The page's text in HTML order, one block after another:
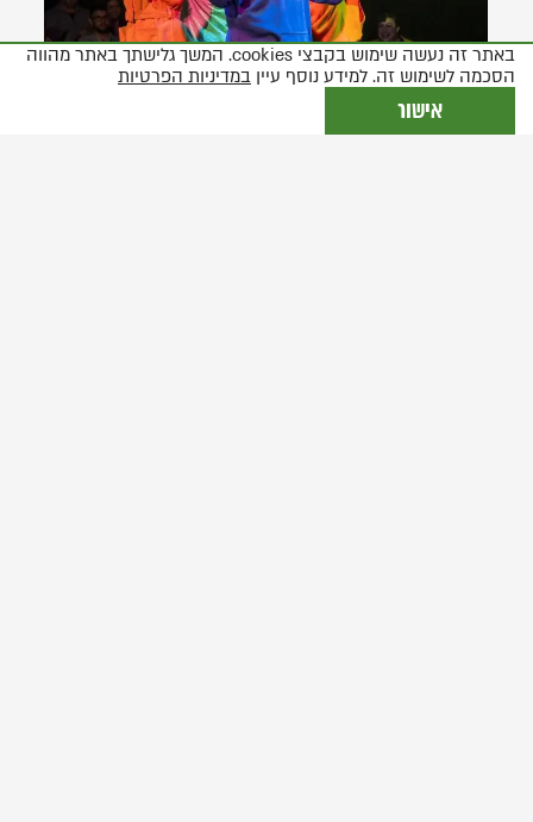
באתר זה נעשה שימוש בקבצי cookies. המשך גלישתך באתר מהווה
הסכמה לשימוש זה. למידע נוסף עיין במדיניות הפרטיות
אישור